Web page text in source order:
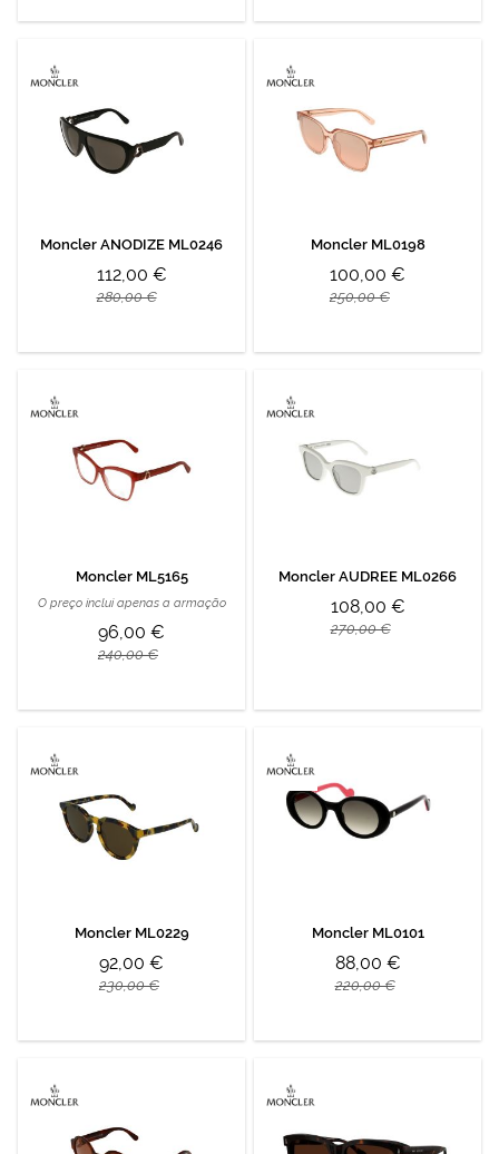
Moncler ANODIZE ML0246
112,00 €
280,00 €
Moncler ML0198
100,00 €
250,00 €
Moncler ML5165
O preço inclui apenas a armação
96,00 €
240,00 €
Moncler AUDREE ML0266
108,00 €
270,00 €
Moncler ML0229
92,00 €
230,00 €
Moncler ML0101
88,00 €
220,00 €